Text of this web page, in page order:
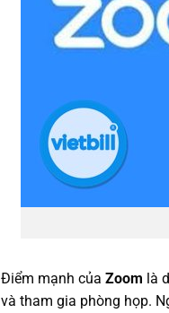
Điểm mạnh của Zoom là
và tham gia phòng họp.